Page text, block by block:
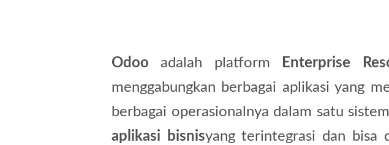
Odoo adalah platform Enterprise
menggabungkan berbagai aplikasi yang
berbagai operasionalnya dalam satu
aplikasi bisnisyang terintegrasi dan bisa